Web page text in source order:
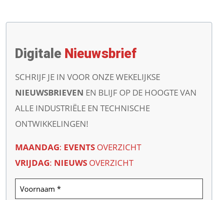
Digitale Nieuwsbrief
SCHRIJF JE IN VOOR ONZE WEKELIJKSE
NIEUWSBRIEVEN EN BLIJF OP DE HOOGTE VAN
ALLE INDUSTRIËLE EN TECHNISCHE
ONTWIKKELINGEN!
MAANDAG: EVENTS OVERZICHT
VRIJDAG: NIEUWS OVERZICHT